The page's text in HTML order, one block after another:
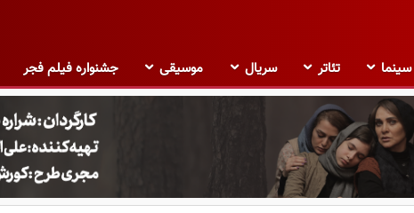
سینما تئاتر سریال موسیقی جشنواره فیلم فجر